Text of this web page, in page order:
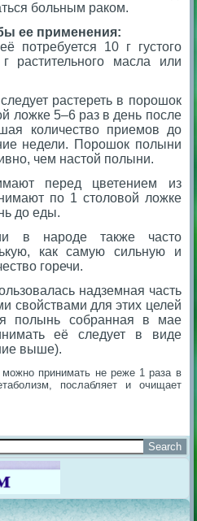
больным раком.
ее применения:
потребуется 10 г густого
растительного масла или
растереть в порошок
ложке 5–6 раз в день после
количество приемов до
недели. Порошок полыни
чем настой полыни.
перед цветением из
по 1 столовой ложке
до еды.
в народе также часто
как самую сильную и
горечи.
надземная часть
свойствами для этих целей
полынь собранная в мае
её следует в виде
выше).
принимать не реже 1 раза в
послабляет и очищает